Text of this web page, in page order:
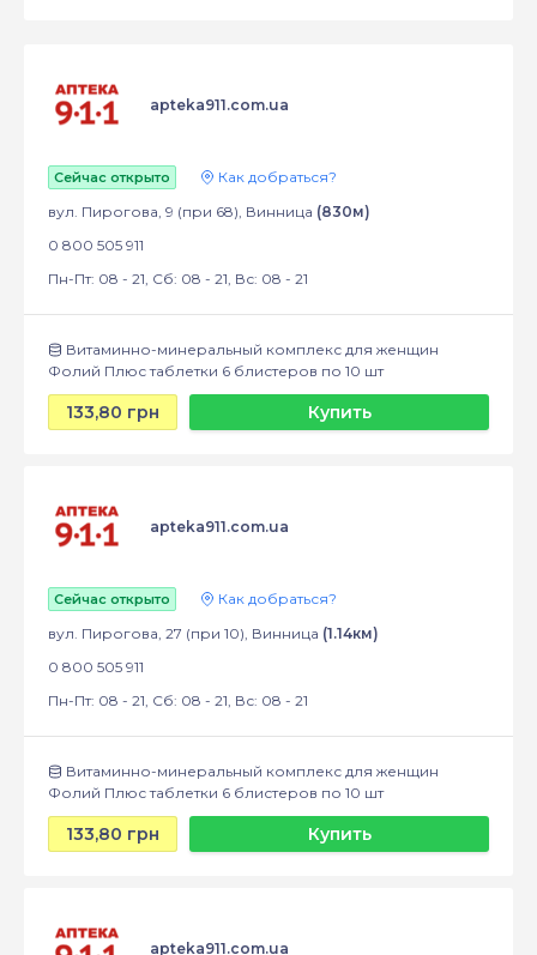
apteka911.com.ua
Сейчас открыто
Как добраться?
вул. Пирогова, 9 (при 68), Винница (830м)
0 800 505 911
Пн-Пт: 08 - 21, Сб: 08 - 21, Вс: 08 - 21
Витаминно-минеральный комплекс для женщин
Фолий Плюс таблетки 6 блистеров по 10 шт
133,80 грн Купить
apteka911.com.ua
Сейчас открыто
Как добраться?
вул. Пирогова, 27 (при 10), Винница (1.14км)
0 800 505 911
Пн-Пт: 08 - 21, Сб: 08 - 21, Вс: 08 - 21
Витаминно-минеральный комплекс для женщин
Фолий Плюс таблетки 6 блистеров по 10 шт
133,80 грн Купить
apteka911.com.ua